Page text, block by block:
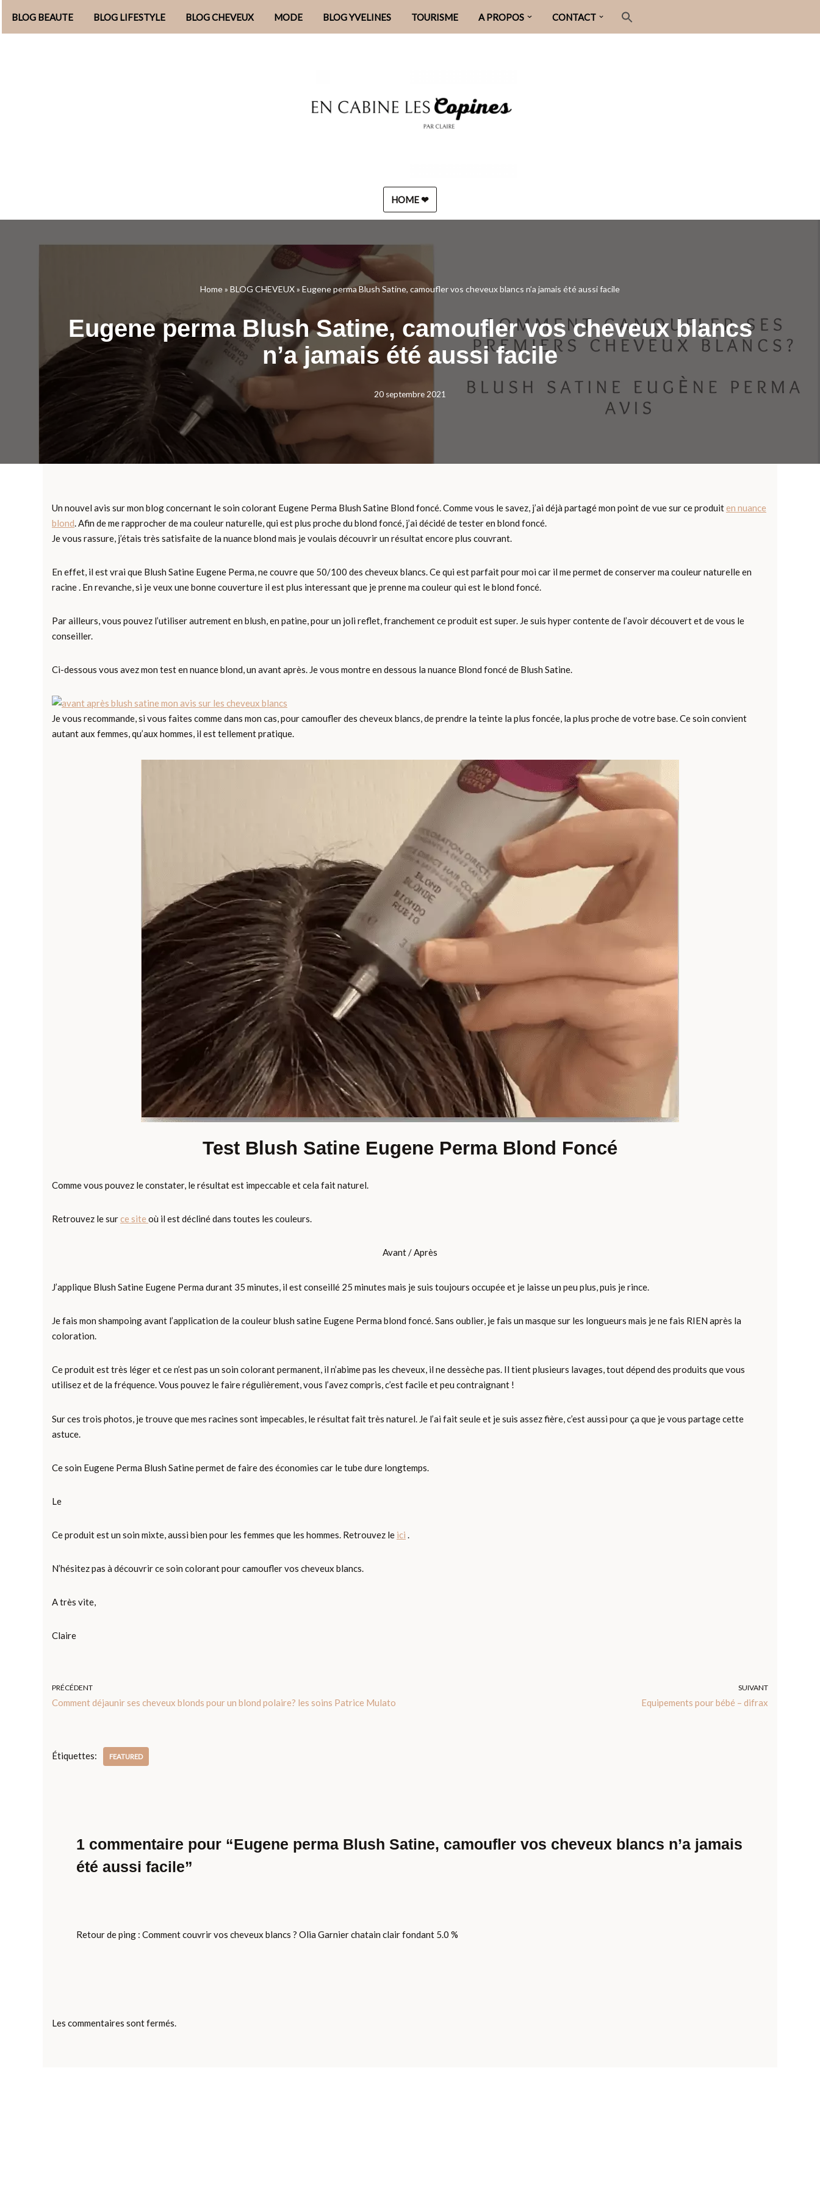
Aller
BLOG BEAUTE BLOG LIFESTYLE BLOG CHEVEUX MODE BLOG YVELINES TOURISME A PROPOS CONTACT
HOME ❤︎
Home» BLOG CHEVEUX» Eugene perma Blush Satine, camoufler vos cheveux blancs n’a jamais été aussi facile
Eugene perma Blush Satine, camoufler vos cheveux blancs
n’a jamais été aussi facile
20 septembre 2021
Un nouvel avis sur mon blog concernant le soin colorant Eugene Perma Blush Satine Blond foncé. Comme vous le savez, j’ai déjà partagé mon point de vue sur ce produiten nuance
blond. Afin de me rapprocher de ma couleur naturelle, qui est plus proche du blond foncé, j’ai décidé de tester en blond foncé.
Je vous rassure, j’étais très satisfaite de la nuance blond mais je voulais découvrir un résultat encore plus couvrant.
En effet, il est vrai que Blush Satine Eugene Perma, ne couvre que 50/100 des cheveux blancs. Ce qui est parfait pour moi car il me permet de conserver ma couleur naturelle en
racine . En revanche, si je veux une bonne couverture il est plus interessant que je prenne ma couleur qui est le blond foncé.
Par ailleurs, vous pouvez l’utiliser autrement en blush, en patine, pour un joli reflet, franchement ce produit est super. Je suis hyper contente de l’avoir découvert et de vous le
conseiller.
Ci-dessous vous avez mon test en nuance blond, un avant après. Je vous montre en dessous la nuance Blond foncé de Blush Satine.
Je vous recommande, si vous faites comme dans mon cas, pour camoufler des cheveux blancs, de prendre la teinte la plus foncée, la plus proche de votre base. Ce soin convient
autant aux femmes, qu’aux hommes, il est tellement pratique.
Test Blush Satine Eugene Perma Blond Foncé
Comme vous pouvez le constater, le résultat est impeccable et cela fait naturel.
Retrouvez le surce site où il est décliné dans toutes les couleurs.
Avant / Après
J’applique Blush Satine Eugene Perma durant 35 minutes, il est conseillé 25 minutes mais je suis toujours occupée et je laisse un peu plus, puis je rince.
Je fais mon shampoing avant l’application de la couleur blush satine Eugene Perma blond foncé. Sans oublier, je fais un masque sur les longueurs mais je ne fais RIEN après la
coloration.
Ce produit est très léger et ce n’est pas un soin colorant permanent, il n’abime pas les cheveux, il ne dessèche pas. Il tient plusieurs lavages, tout dépend des produits que vous
utilisez et de la fréquence. Vous pouvez le faire régulièrement, vous l’avez compris, c’est facile et peu contraignant !
Sur ces trois photos, je trouve que mes racines sont impecables, le résultat fait très naturel. Je l’ai fait seule et je suis assez fière, c’est aussi pour ça que je vous partage cette
astuce.
Ce soin Eugene Perma Blush Satine permet de faire des économies car le tube dure longtemps.
Le
Ce produit est un soin mixte, aussi bien pour les femmes que les hommes. Retrouvez le ici .
N’hésitez pas à découvrir ce soin colorant pour camoufler vos cheveux blancs.
A très vite,
Claire
PRÉCÉDENT
Comment déjaunir ses cheveux blonds pour un blond polaire? les soins Patrice Mulato
SUIVANT
Equipements pour bébé – difrax
Étiquettes: FEATURED
1 commentaire pour “Eugene perma Blush Satine, camoufler vos cheveux blancs n’a jamais
été aussi facile”
Retour de ping : Comment couvrir vos cheveux blancs ? Olia Garnier chatain clair fondant 5.0 %
Les commentaires sont fermés.